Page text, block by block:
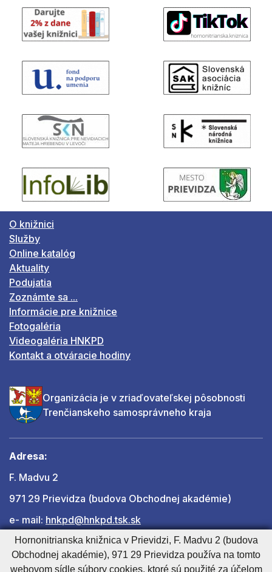
O knižnici
Služby
Online katalóg
Aktuality
Podujatia
Zoznámte sa ...
Informácie pre knižnice
Fotogaléria
Videogaléria HNKPD
Kontakt a otváracie hodiny
Organizácia je v zriaďovateľskej pôsobnosti
Trenčianskeho samosprávneho kraja
Adresa:
F. Madvu 2
971 29 Prievidza (budova Obchodnej akadémie)
e- mail: hnkpd@hnkpd.tsk.sk
Ďalšie kontakty
Hornonitrianska knižnica v Prievidzi, F. Madvu 2 (budova
Obchodnej akadémie), 971 29 Prievidza používa na tomto
webovom sídle súbory cookies, ktoré sú použité za účelom